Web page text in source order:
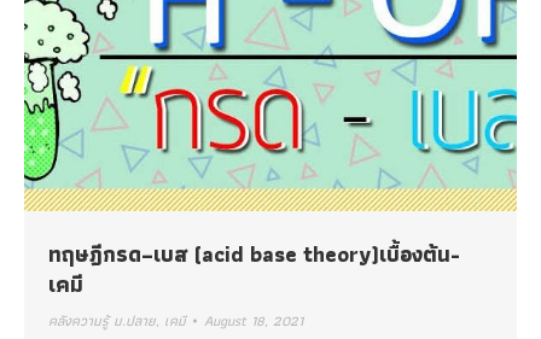
ทฤษฎีกรด–เบส (acid base theory)เบื้องต้น-
เคมี
คลังความรู้ ม.ปลาย, เคมี August 18, 2021